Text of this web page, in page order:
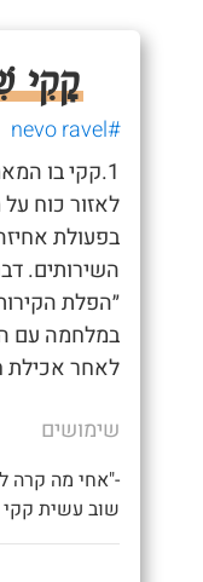
קָקִי
#nevo ravel
1.קקי בו
לאזור כוח
בפעולת
השירותים.
״הפלת
במלחמה עם
לאחר אכילת
שימושים
-"אחי מה קרה
שוב עשית